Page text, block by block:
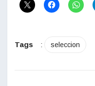
Tags : seleccion